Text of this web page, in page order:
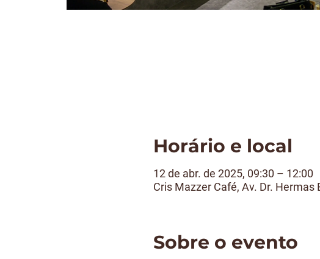
Horário e local
12 de abr. de 2025, 09:30 – 12:00
Cris Mazzer Café, Av. Dr. Hermas
Sobre o evento